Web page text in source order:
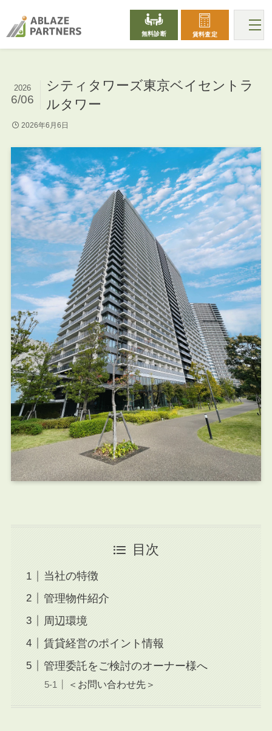
無料診断 賃料査定
シティタワーズ東京ベイセントラ
ルタワー
2026
6/06
2026年6月6日
目次
当社の特徴
管理物件紹介
周辺環境
賃貸経営のポイント情報
管理委託をご検討のオーナー様へ
＜お問い合わせ先＞